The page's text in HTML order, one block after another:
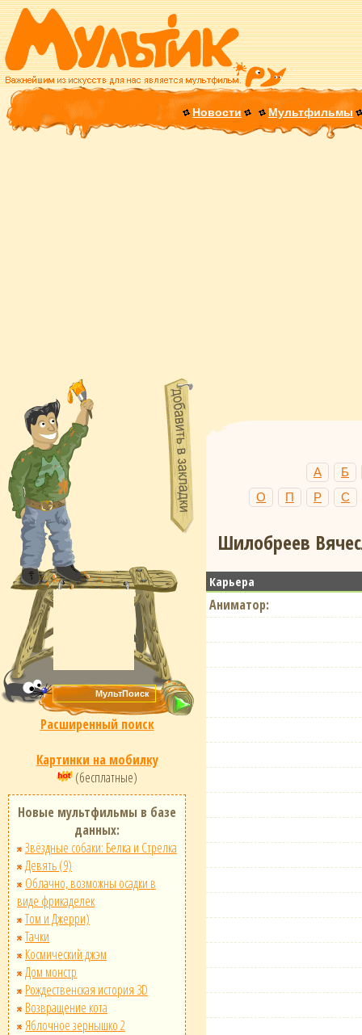
Новости Мультфильмы
Расширенный поиск
Картинки на мобилку
(бесплатные)
Новые мультфильмы в базе
данных:
Звёздные собаки: Белка и Стрелка
Девять (9)
Облачно, возможны осадки в
виде фрикаделек
Том и Джерри)
Тачки
Космический джэм
Дом монстр
Рождественская история 3D
Возвращение кота
Яблочное зернышко 2
А
Б
О
П Р С
Шилобреев
Карьера
Аниматор: